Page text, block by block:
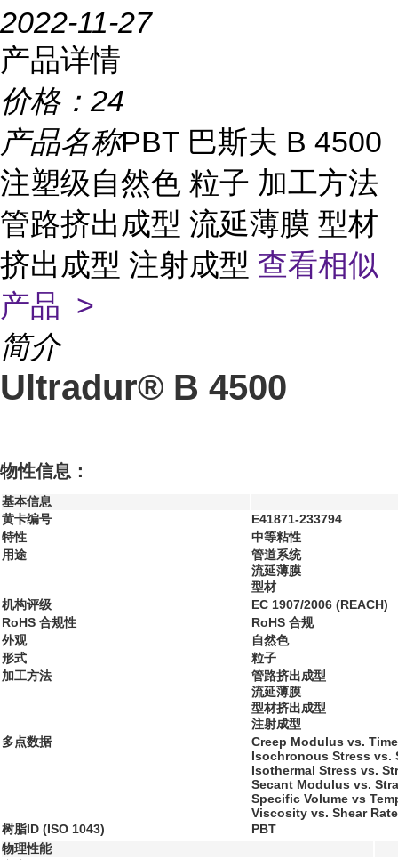
2022-11-27
产品详情
价格： 24
产品名称PBT 巴斯夫 B 4500
注塑级自然色 粒子 加工方法
管路挤出成型 流延薄膜 型材
挤出成型 注射成型 查看相似
产品 >
简介
Ultradur® B 4500
物性信息：
基本信息
黄卡编号
E41871-233794
特性
中等粘性
用途
管道系统
流延薄膜
型材
机构评级
EC 1907/2006 (REACH)
RoHS 合规性
RoHS 合规
外观
自然色
形式
粒子
加工方法
管路挤出成型
流延薄膜
型材挤出成型
注射成型
多点数据
Creep Modulus vs.
Isochronous Stress vs.
Isothermal Stress vs.
Secant Modulus vs.
Specific Volume vs
Viscosity vs. Shear
树脂ID (ISO 1043)
PBT
物理性能